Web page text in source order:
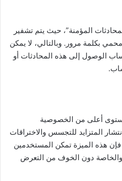
المؤمنة”، حيث يتم تشفير
بكلمة مرور. وبالتالي، لا يمكن
الوصول إلى هذه المحادثات أو
أعلى من الخصوصية
المتزايد للتجسس والاختراقات
فإن هذه الميزة تمكن المستخدمين
دون الخوف من التعرض